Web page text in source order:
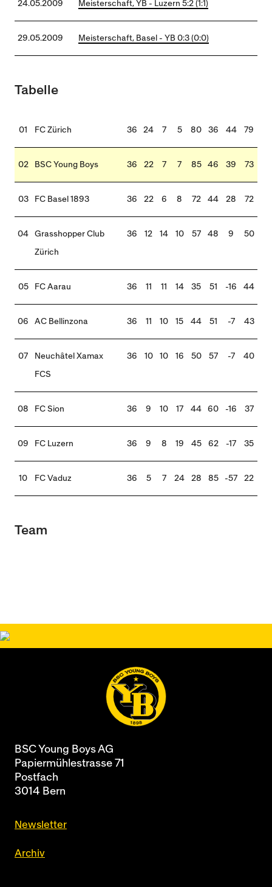
24.05.2009 Meisterschaft, YB - Luzern 5:2 (1:1)
29.05.2009 Meisterschaft, Basel - YB 0:3 (0:0)
Tabelle
01 FC Zürich 36 24 7 5 80 36 44 79
02 BSC Young Boys 36 22 7 7 85 46 39 73
03 FC Basel 1893 36 22 6 8 72 44 28 72
04 Grasshopper Club
Zürich
36 12 14 10 57 48 9 50
05 FC Aarau 36 11 11 14 35 51 -16 44
06 AC Bellinzona 36 11 10 15 44 51 -7 43
07 Neuchâtel Xamax
FCS
36 10 10 16 50 57 -7 40
08 FC Sion 36 9 10 17 44 60 -16 37
09 FC Luzern 36 9 8 19 45 62 -17 35
10 FC Vaduz 36 5 7 24 28 85 -57 22
Team
BSC Young Boys AG
Papiermühlestrasse 71
Postfach
3014 Bern
Newsletter
Archiv